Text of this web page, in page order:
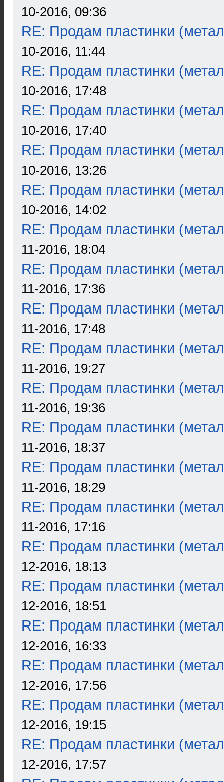
10-2016, 09:36
RE: Продам пластинки
10-2016, 11:44
RE: Продам пластинки
10-2016, 17:48
RE: Продам пластинки
10-2016, 17:40
RE: Продам пластинки
10-2016, 13:26
RE: Продам пластинки
10-2016, 14:02
RE: Продам пластинки
11-2016, 18:04
RE: Продам пластинки
11-2016, 17:36
RE: Продам пластинки
11-2016, 17:48
RE: Продам пластинки
11-2016, 19:27
RE: Продам пластинки
11-2016, 19:36
RE: Продам пластинки
11-2016, 18:37
RE: Продам пластинки
11-2016, 18:29
RE: Продам пластинки
11-2016, 17:16
RE: Продам пластинки
12-2016, 18:13
RE: Продам пластинки
12-2016, 18:51
RE: Продам пластинки
12-2016, 16:33
RE: Продам пластинки
12-2016, 17:56
RE: Продам пластинки
12-2016, 19:15
RE: Продам пластинки
12-2016, 17:57